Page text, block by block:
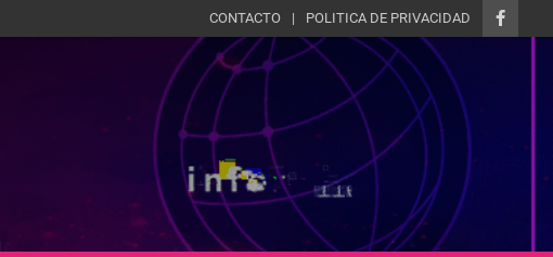
CONTACTO POLITICA DE PRIVACIDAD